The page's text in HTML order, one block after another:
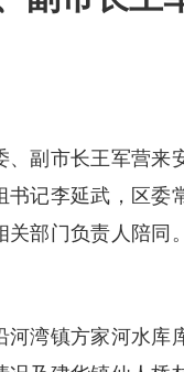
、副市长王军营
书记李延武，区委
部门负责人陪同。
河湾镇方家河水库